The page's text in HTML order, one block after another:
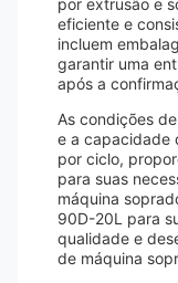
por extrusão e
eficiente e
incluem
garantir uma
após a
As condições
e a capacidade
por ciclo,
para suas
máquina
90D-20L para
qualidade e
de máquina